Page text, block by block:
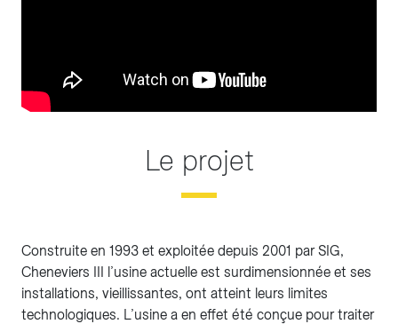
Le projet
Construite en 1993 et exploitée depuis 2001 par SIG,
Cheneviers III l’usine actuelle est surdimensionnée et ses
installations, vieillissantes, ont atteint leurs limites
technologiques. L’usine a en effet été conçue pour traiter